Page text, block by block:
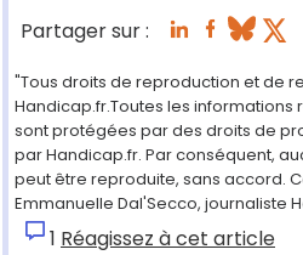
Partager sur :
"Tous droits de reproduction et de
Handicap.fr.Toutes les
sont protégées par des droits de
par Handicap.fr. Par conséquent,
peut être reproduite, sans accord.
Emmanuelle Dal'Secco, journaliste
1 Réagissez à cet article